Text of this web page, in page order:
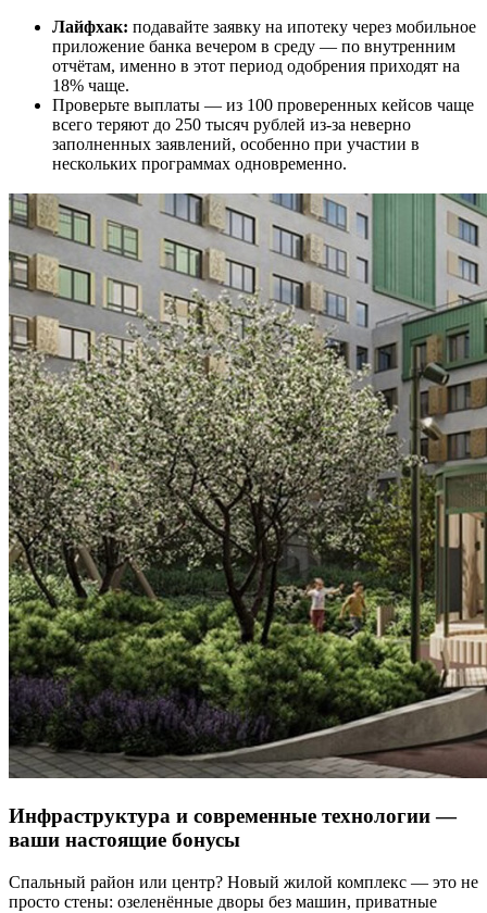
Лайфхак: подавайте заявку на ипотеку через мобильное
приложение банка вечером в среду — по внутренним
отчётам, именно в этот период одобрения приходят на
18% чаще.
Проверьте выплаты — из 100 проверенных кейсов чаще
всего теряют до 250 тысяч рублей из-за неверно
заполненных заявлений, особенно при участии в
нескольких программах одновременно.
Инфраструктура и современные технологии —
ваши настоящие бонусы
Спальный район или центр? Новый жилой комплекс — это не
просто стены: озеленённые дворы без машин, приватные